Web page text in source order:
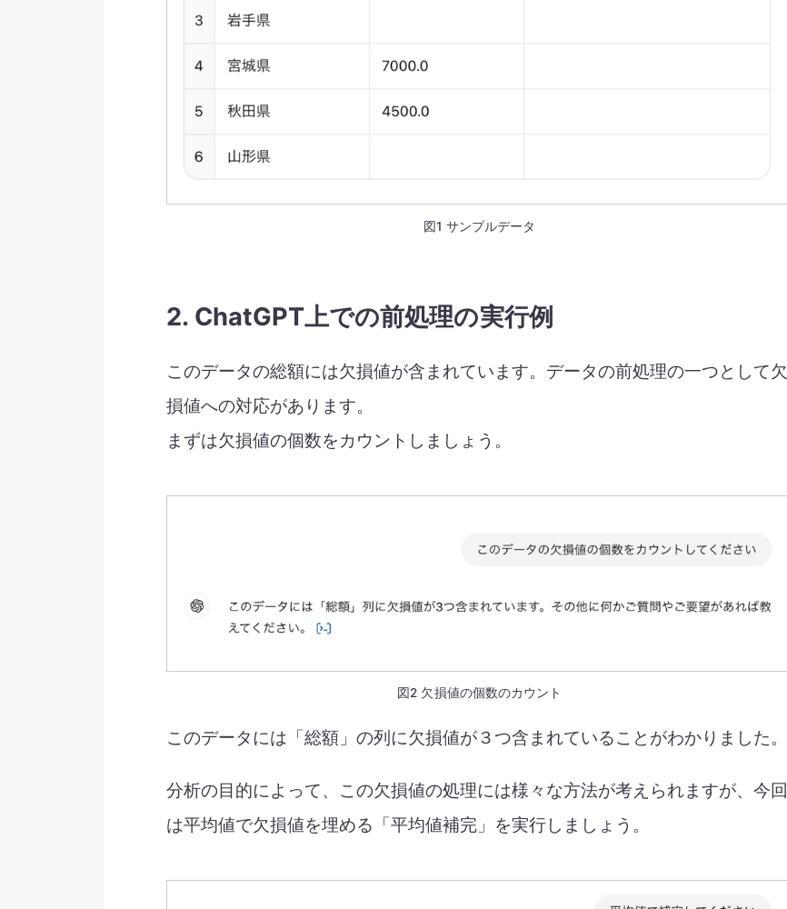
図1 サンプルデータ
2. ChatGPT上での前処理の実行例
このデータの総額には欠損値が含まれています。データの前処理の一つとして欠
損値への対応があります。
まずは欠損値の個数をカウントしましょう。
図2 欠損値の個数のカウント
このデータには「総額」の列に欠損値が３つ含まれていることがわかりました。
分析の目的によって、この欠損値の処理には様々な方法が考えられますが、今回
は平均値で欠損値を埋める「平均値補完」を実行しましょう。